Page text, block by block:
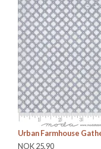
Urban Farmhouse
NOK 25,90